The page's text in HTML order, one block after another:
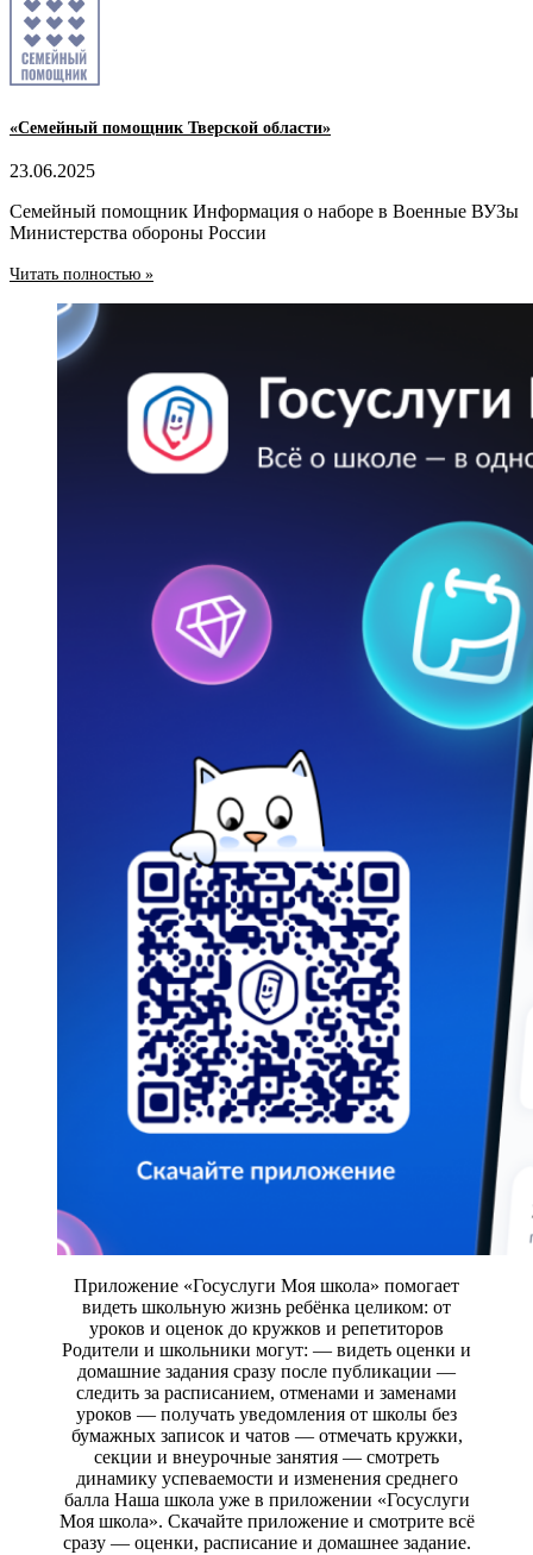
«Семейный помощник Тверской области»
23.06.2025
Семейный помощник Информация о наборе в Военные ВУЗы
Министерства обороны России
Читать полностью »
Приложение «Госуслуги Моя школа» помогает
видеть школьную жизнь ребёнка целиком: от
уроков и оценок до кружков и репетиторов
Родители и школьники могут: — видеть оценки и
домашние задания сразу после публикации —
следить за расписанием, отменами и заменами
уроков — получать уведомления от школы без
бумажных записок и чатов — отмечать кружки,
секции и внеурочные занятия — смотреть
динамику успеваемости и изменения среднего
балла Наша школа уже в приложении «Госуслуги
Моя школа». Скачайте приложение и смотрите всё
сразу — оценки, расписание и домашнее задание.